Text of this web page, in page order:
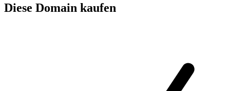
Diese Domain kaufen